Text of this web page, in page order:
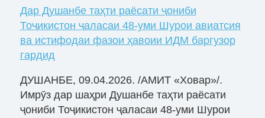
Дар Душанбе таҳти раёсати ҷониби
Тоҷикистон ҷаласаи 48-уми Шурои авиатсия
ва истифодаи фазои ҳавоии ИДМ баргузор
гардид
ДУШАНБЕ, 09.04.2026. /АМИТ «Ховар»/.
Имрӯз дар шаҳри Душанбе таҳти раёсати
ҷониби Тоҷикистон ҷаласаи 48-уми Шурои